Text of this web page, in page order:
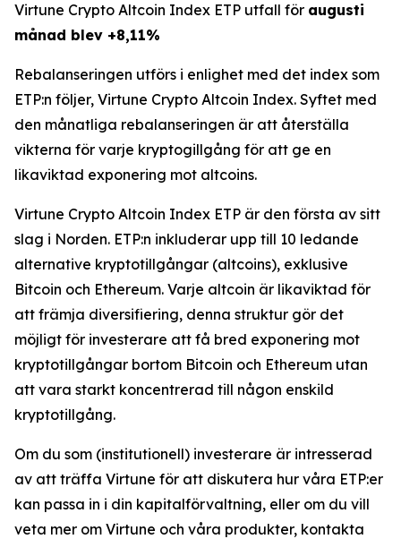
Virtune Crypto Altcoin Index ETP utfall för augusti
månad blev +8,11%
Rebalanseringen utförs i enlighet med det index som
ETP:n följer, Virtune Crypto Altcoin Index. Syftet med
den månatliga rebalanseringen är att återställa
vikterna för varje kryptogillgång för att ge en
likaviktad exponering mot altcoins.
Virtune Crypto Altcoin Index ETP är den första av sitt
slag i Norden. ETP:n inkluderar upp till 10 ledande
alternative kryptotillgångar (altcoins), exklusive
Bitcoin och Ethereum. Varje altcoin är likaviktad för
att främja diversifiering, denna struktur gör det
möjligt för investerare att få bred exponering mot
kryptotillgångar bortom Bitcoin och Ethereum utan
att vara starkt koncentrerad till någon enskild
kryptotillgång.
Om du som (institutionell) investerare är intresserad
av att träffa Virtune för att diskutera hur våra ETP:er
kan passa in i din kapitalförvaltning, eller om du vill
veta mer om Virtune och våra produkter, kontakta